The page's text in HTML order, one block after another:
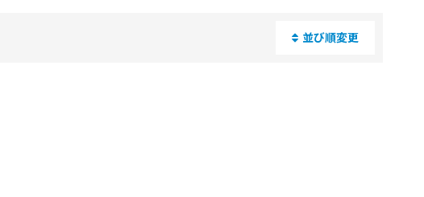
に不整合が生じている場合がありま
並び順変更